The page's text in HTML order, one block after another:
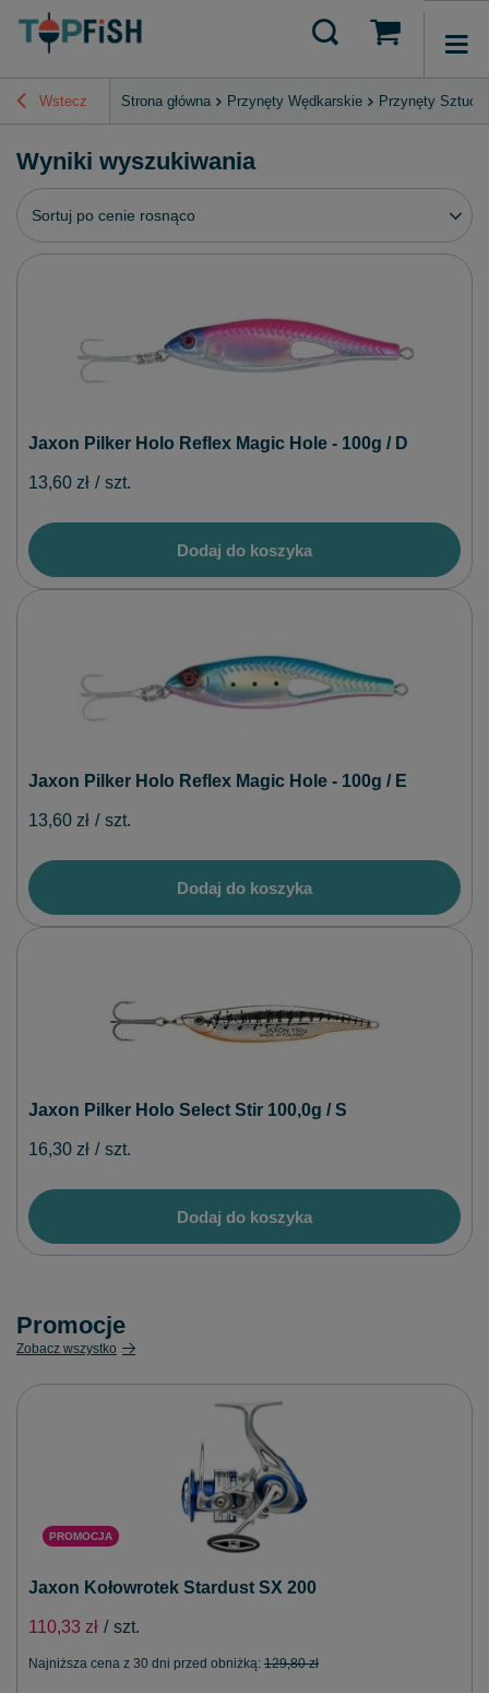
Wstecz Strona główna Przynęty Wędkarskie Przynęty
Wyniki wyszukiwania
Zmień sortowanie
Sortuj po cenie rosnąco
Jaxon Pilker Holo Reflex Magic Hole - 100g / D
13,60 zł / szt.
Dodaj do koszyka
Jaxon Pilker Holo Reflex Magic Hole - 100g / E
13,60 zł / szt.
Dodaj do koszyka
Jaxon Pilker Holo Select Stir 100,0g / S
16,30 zł / szt.
Dodaj do koszyka
Promocje
Zobacz wszystko
PROMOCJA
Jaxon Kołowrotek Stardust SX 200
110,33 zł / szt.
Najniższa cena z 30 dni przed obniżką: 129,80 zł